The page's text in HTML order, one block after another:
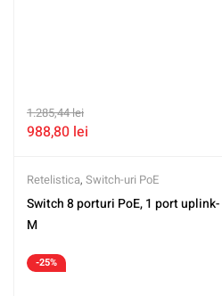
1.285,44lei
988,80 lei
Retelistica, Switch-uri PoE
Switch 8 porturi PoE, 1 port uplink-
M
-25%